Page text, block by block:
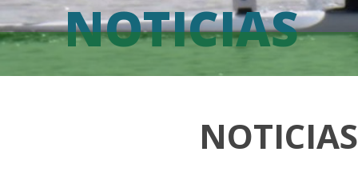
NOTICIAS
NOTICIAS